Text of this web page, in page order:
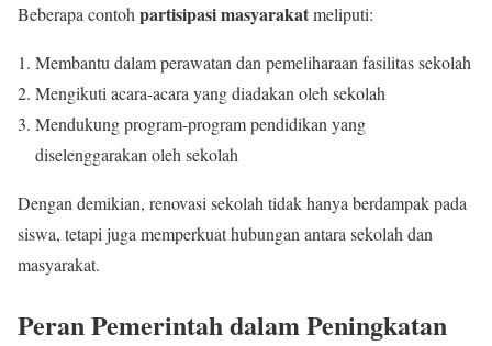
Beberapa contoh partisipasi masyarakatmeliputi:
Membantu dalam perawatan dan pemeliharaan fasilitas sekolah
Mengikuti acara-acara yang diadakan oleh sekolah
Mendukung program-program pendidikan yang
diselenggarakan oleh sekolah
Dengan demikian, renovasi sekolah tidak hanya berdampak pada
siswa, tetapi juga memperkuat hubungan antara sekolah dan
masyarakat.
Peran Pemerintah dalam Peningkatan